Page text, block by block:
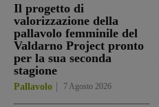
Il progetto di
valorizzazione della
pallavolo femminile del
Valdarno Project pronto
per la sua seconda
stagione
Pallavolo 7 Agosto 2026